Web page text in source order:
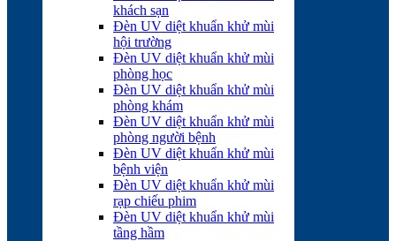
khách sạn
Đèn UV diệt khuẩn khử mùi
hội trường
Đèn UV diệt khuẩn khử mùi
phòng học
Đèn UV diệt khuẩn khử mùi
phòng khám
Đèn UV diệt khuẩn khử mùi
phòng người bệnh
Đèn UV diệt khuẩn khử mùi
bệnh viện
Đèn UV diệt khuẩn khử mùi
rạp chiếu phim
Đèn UV diệt khuẩn khử mùi
tầng hầm